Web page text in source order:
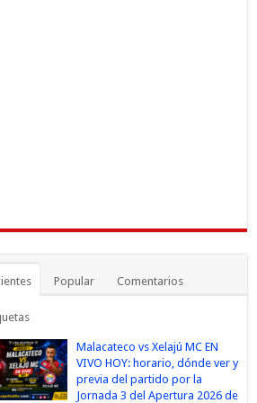
Popular Comentarios
Malacateco vs Xelajú MC EN
VIVO HOY: horario, dónde ver y
previa del partido por la
Jornada 3 del Apertura 2026 de